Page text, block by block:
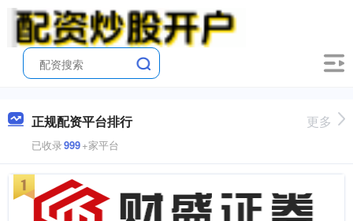
正规配资平台排行
已收录999+家平台
更多